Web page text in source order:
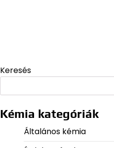
Keresés
Kémia kategóriák
Általános kémia